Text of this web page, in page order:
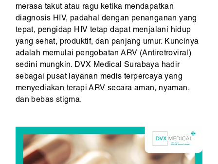
merasa takut atau ragu ketika mendapatkan
diagnosis HIV, padahal dengan penanganan yang
tepat, pengidap HIV tetap dapat menjalani hidup
yang sehat, produktif, dan panjang umur. Kuncinya
adalah memulai pengobatan ARV (Antiretroviral)
sedini mungkin. DVX Medical Surabaya hadir
sebagai pusat layanan medis terpercaya yang
menyediakan terapi ARV secara aman, nyaman,
dan bebas stigma.